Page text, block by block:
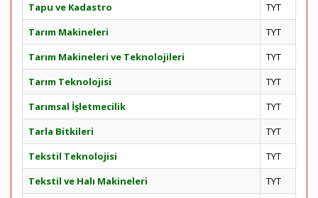
Tapu ve Kadastro
TYT
Tarım Makineleri
TYT
Tarım Makineleri ve Teknolojileri
TYT
Tarım Teknolojisi
TYT
Tarımsal İşletmecilik
TYT
Tarla Bitkileri
TYT
Tekstil Teknolojisi
TYT
Tekstil ve Halı Makineleri
TYT